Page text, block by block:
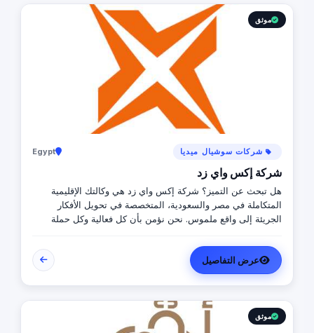
موثق
شركات سوشيال ميديا Egypt
شركة إكس واي زد
هل تبحث عن التميز؟ شركة إكس واي زد هي وكالتك الإقليمية
المتكاملة في مصر والسعودية، المتخصصة في تحويل الأفكار
الجريئة إلى واقع ملموس. نحن نؤمن بأن كل فعالية وكل حملة
الياء". سواء كانت حملة مؤثرين واسعة النطاق أو فعالية إطلاق
منتج في الرياض أو القاهرة، فريقنا يضمن لك الوصول والانتشار.
انضم إلى قائمة شركائنا واختبر المعنى الحقيقي للإبداع المنظم.
إكس واي زد.. طاقتنا لا حدود لها.
عرض التفاصيل
موثق